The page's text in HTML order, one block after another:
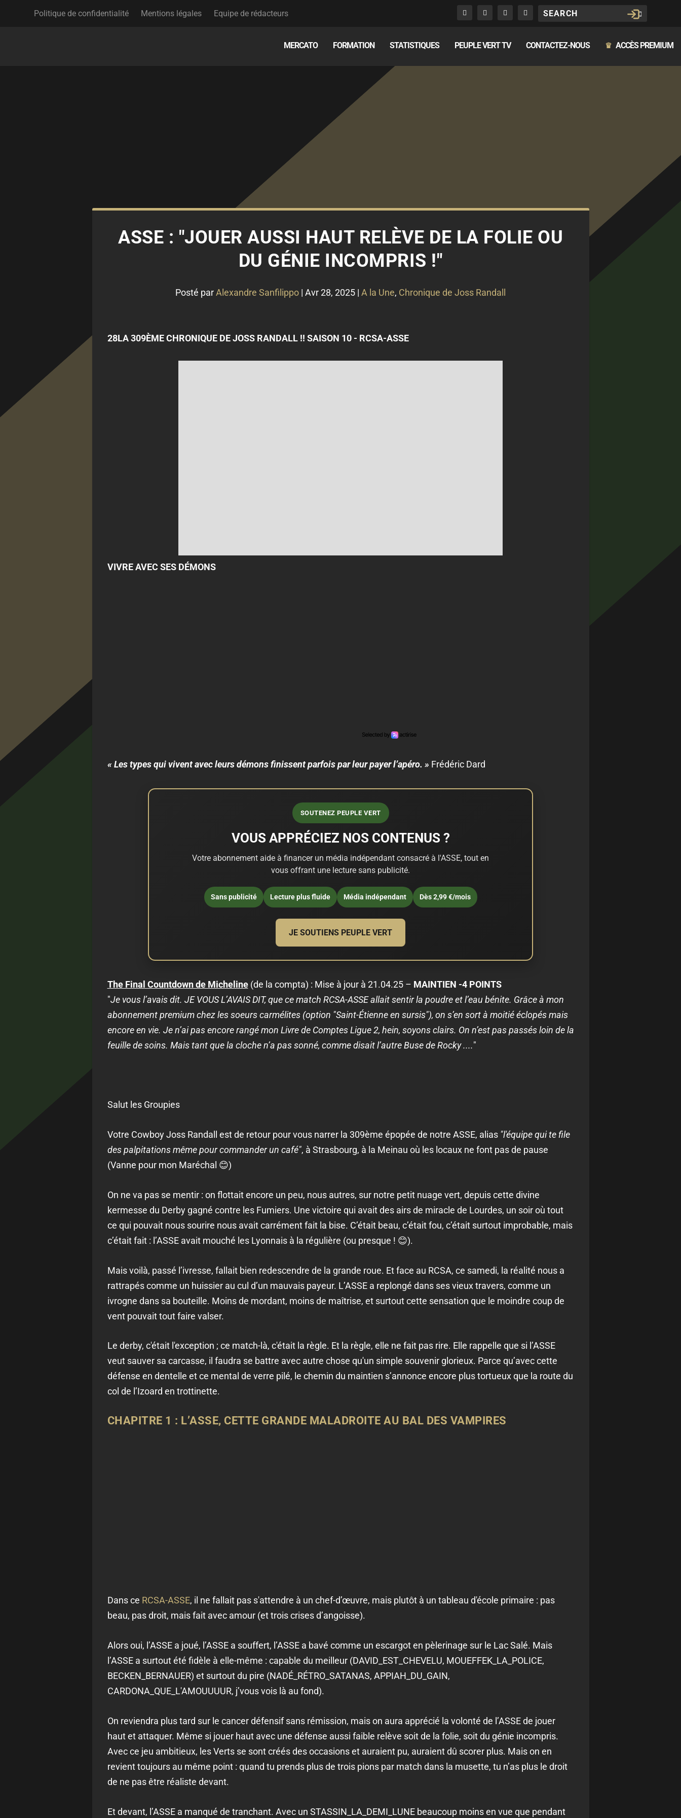
Politique de confidentialité Mentions légales Equipe de rédacteurs
MERCATO FORMATION STATISTIQUES PEUPLE VERT TV CONTACTEZ-NOUS ♛ ACCÈS PREMIUM
ASSE : "JOUER AUSSI HAUT RELÈVE DE LA FOLIE OU
DU GÉNIE INCOMPRIS !"
Posté parAlexandre Sanfilippo | Avr 28, 2025 | A la Une, Chronique de Joss Randall
28LA 309ÈME CHRONIQUE DE JOSS RANDALL !! SAISON 10 - RCSA-ASSE
VIVRE AVEC SES DÉMONS
« Les types qui vivent avec leurs démons finissent parfois par leur payer l’apéro. » Frédéric Dard
SOUTENEZ PEUPLE VERT
VOUS APPRÉCIEZ NOS CONTENUS ?
Votre abonnement aide à financer un média indépendant consacré à l'ASSE, tout en
vous offrant une lecture sans publicité.
Sans publicité Lecture plus fluide Média indépendant Dès 2,99 €/mois
JE SOUTIENS PEUPLE VERT
The Final Countdown de Micheline(de la compta) : Mise à jour à 21.04.25 – MAINTIEN -4 POINTS
"Je vous l’avais dit. JE VOUS L’AVAIS DIT, que ce match RCSA-ASSE allait sentir la poudre et l’eau bénite. Grâce à mon
abonnement premium chez les soeurs carmélites (option "Saint-Étienne en sursis"), on s’en sort à moitié éclopés mais
encore en vie. Je n’ai pas encore rangé mon Livre de Comptes Ligue 2, hein, soyons clairs. On n’est pas passés loin de la
feuille de soins. Mais tant que la cloche n’a pas sonné, comme disait l’autre Buse de Rocky ...."
Salut les Groupies
Votre Cowboy Joss Randall est de retour pour vous narrer la 309ème épopée de notre ASSE, alias "l'équipe qui te file
des palpitations même pour commander un café", à Strasbourg, à la Meinau où les locaux ne font pas de pause
(Vanne pour mon Maréchal 😊)
On ne va pas se mentir : on flottait encore un peu, nous autres, sur notre petit nuage vert, depuis cette divine
kermesse du Derby gagné contre les Fumiers. Une victoire qui avait des airs de miracle de Lourdes, un soir où tout
ce qui pouvait nous sourire nous avait carrément fait la bise. C’était beau, c’était fou, c’était surtout improbable, mais
c’était fait : l’ASSE avait mouché les Lyonnais à la régulière (ou presque ! 😊).
Mais voilà, passé l’ivresse, fallait bien redescendre de la grande roue. Et face au RCSA, ce samedi, la réalité nous a
rattrapés comme un huissier au cul d’un mauvais payeur. L’ASSE a replongé dans ses vieux travers, comme un
ivrogne dans sa bouteille. Moins de mordant, moins de maîtrise, et surtout cette sensation que le moindre coup de
vent pouvait tout faire valser.
Le derby, c'était l'exception ; ce match-là, c'était la règle. Et la règle, elle ne fait pas rire. Elle rappelle que si l’ASSE
veut sauver sa carcasse, il faudra se battre avec autre chose qu'un simple souvenir glorieux. Parce qu’avec cette
défense en dentelle et ce mental de verre pilé, le chemin du maintien s’annonce encore plus tortueux que la route du
col de l’Izoard en trottinette.
CHAPITRE 1 : L’ASSE, CETTE GRANDE MALADROITE AU BAL DES VAMPIRES
Dans ce RCSA-ASSE, il ne fallait pas s'attendre à un chef-d’œuvre, mais plutôt à un tableau d'école primaire : pas
beau, pas droit, mais fait avec amour (et trois crises d’angoisse).
Alors oui, l’ASSE a joué, l’ASSE a souffert, l’ASSE a bavé comme un escargot en pèlerinage sur le Lac Salé. Mais
l’ASSE a surtout été fidèle à elle-même : capable du meilleur (DAVID_EST_CHEVELU, MOUEFFEK_LA_POLICE,
BECKEN_BERNAUER) et surtout du pire (NADÉ_RÉTRO_SATANAS, APPIAH_DU_GAIN,
CARDONA_QUE_L'AMOUUUUR, j’vous vois là au fond).
On reviendra plus tard sur le cancer défensif sans rémission, mais on aura apprécié la volonté de l’ASSE de jouer
haut et attaquer. Même si jouer haut avec une défense aussi faible relève soit de la folie, soit du génie incompris.
Avec ce jeu ambitieux, les Verts se sont créés des occasions et auraient pu, auraient dû scorer plus. Mais on en
revient toujours au même point : quand tu prends plus de trois pions par match dans la musette, tu n’as plus le droit
de ne pas être réaliste devant.
Et devant, l’ASSE a manqué de tranchant. Avec un STASSIN_LA_DEMI_LUNE beaucoup moins en vue que pendant